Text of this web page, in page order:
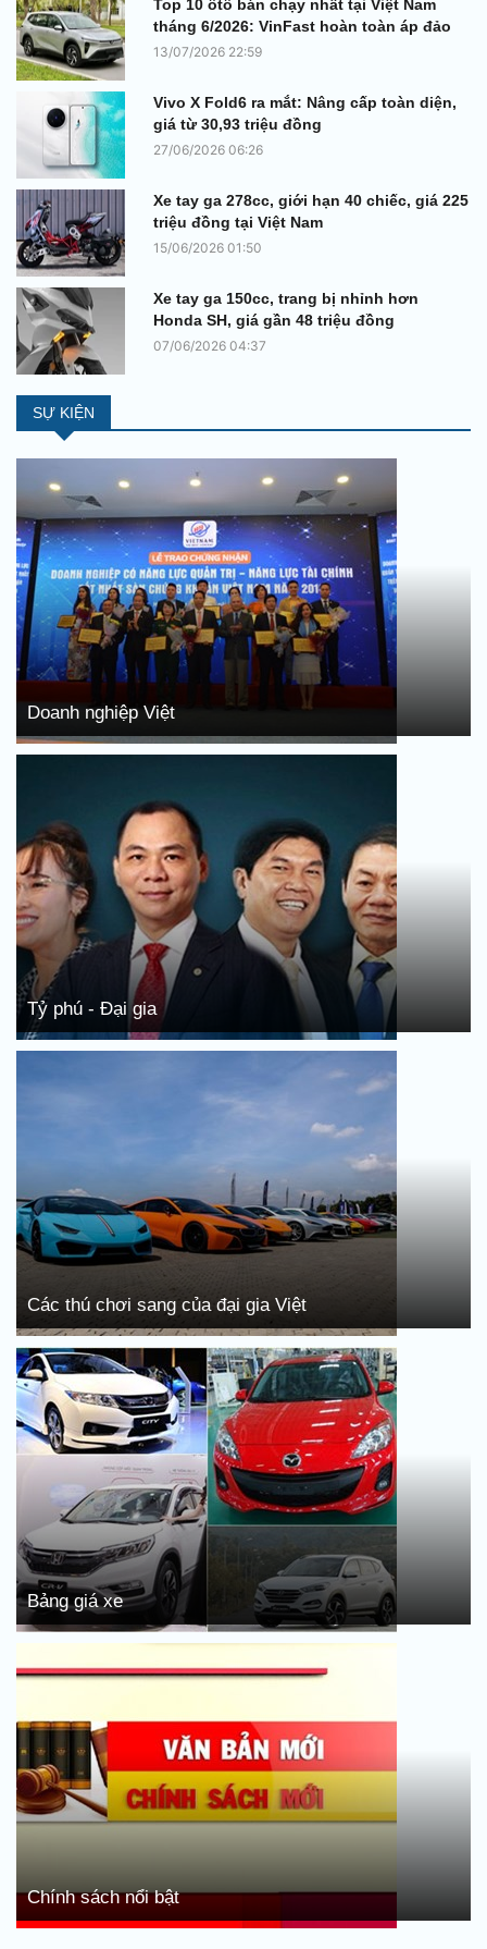
Top 10 ôtô bán chạy nhất tại Việt Nam
tháng 6/2026: VinFast hoàn toàn áp đảo
13/07/2026 22:59
Vivo X Fold6 ra mắt: Nâng cấp toàn diện,
giá từ 30,93 triệu đồng
27/06/2026 06:26
Xe tay ga 278cc, giới hạn 40 chiếc, giá 225
triệu đồng tại Việt Nam
15/06/2026 01:50
Xe tay ga 150cc, trang bị nhỉnh hơn
Honda SH, giá gần 48 triệu đồng
07/06/2026 04:37
SỰ KIỆN
Doanh nghiệp Việt
Tỷ phú - Đại gia
Các thú chơi sang của đại gia Việt
Bảng giá xe
Chính sách nổi bật